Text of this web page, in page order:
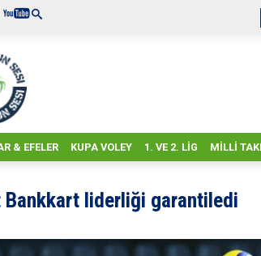
& EFELER KUPA VOLEY 1. VE 2. LIG MILLI
Bankkart liderliği garantiledi